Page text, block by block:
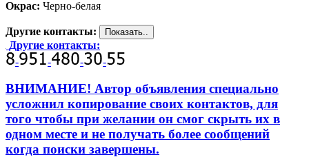
Окрас: Черно-белая
Другие контакты:
Другие контакты:
-
- - -
ВНИМАНИЕ! Автор объявления специально
усложнил копирование своих контактов, для
того чтобы при желании он смог скрыть их в
одном месте и не получать более сообщений
когда поиски завершены.